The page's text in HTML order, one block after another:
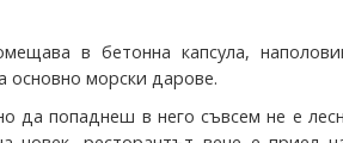
в бетонна капсула,
морски дарове.
да попаднеш в него съвсем не е